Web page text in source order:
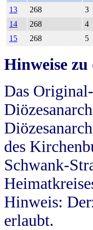
13
268 3
14
268 4
15
268 5
Hinweise
Das
des
Schwank-
Hinweis:
erlaubt.